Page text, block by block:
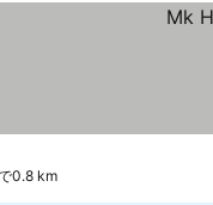
0.8 km